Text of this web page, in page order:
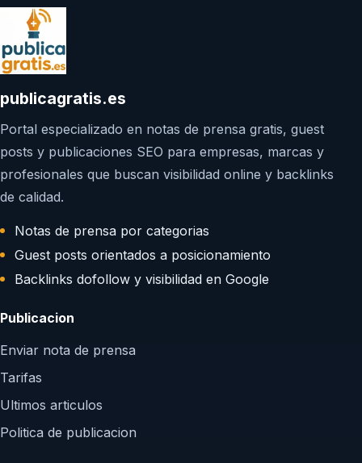
publicagratis.es
Portal especializado en notas de prensa gratis, guest
posts y publicaciones SEO para empresas, marcas y
profesionales que buscan visibilidad online y backlinks
de calidad.
Notas de prensa por categorias
Guest posts orientados a posicionamiento
Backlinks dofollow y visibilidad en Google
Publicacion
Enviar nota de prensa
Tarifas
Ultimos articulos
Politica de publicacion